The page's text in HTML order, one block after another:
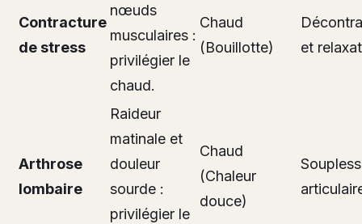
Contracture
de stress
nœuds
musculaires :
privilégier le
chaud.
Chaud
(Bouillotte)
et
Arthrose
lombaire
Raideur
matinale et
douleur
sourde :
privilégier le
Chaud
(Chaleur
douce)